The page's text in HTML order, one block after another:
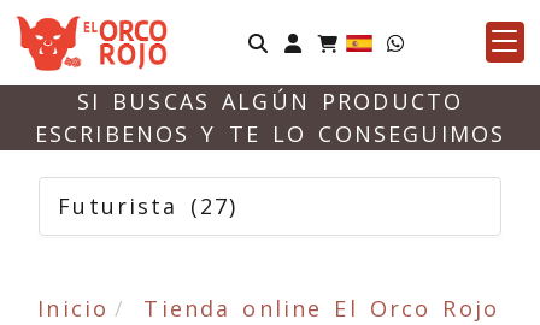
Identifícate
SI BUSCAS ALGÚN PRODUCTO
ESCRIBENOS Y TE LO CONSEGUIMOS
Futurista (27)
Inicio
Tienda online El Orco Rojo